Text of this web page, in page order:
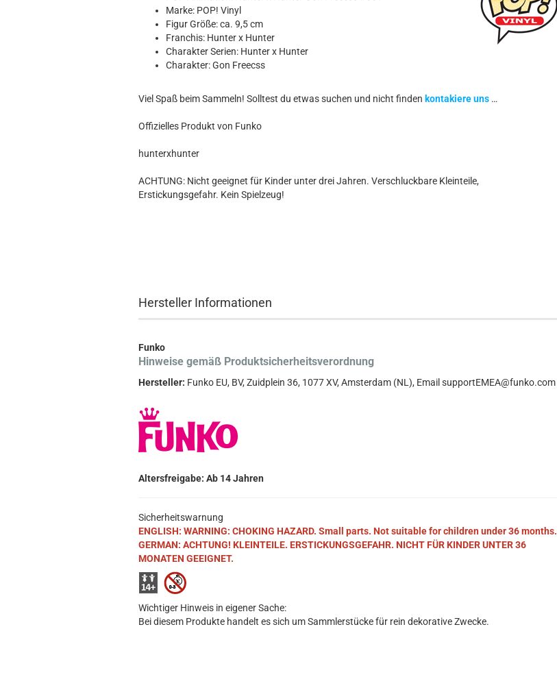
MARVEL
Movie
STAR WARS
Television
Marke: POP! Vinyl
Figur Größe: ca. 9,5 cm
Franchis: Hunter x Hunter
Charakter Serien: Hunter x Hunter
Charakter: Gon Freecss
Viel Spaß beim Sammeln! Solltest du etwas suchen und nicht finden kontakiere uns …
Offizielles Produkt von Funko
hunterxhunter
ACHTUNG: Nicht geeignet für Kinder unter drei Jahren. Verschluckbare Kleinteile,
Erstickungsgefahr. Kein Spielzeug!
Hersteller Informationen
Funko
Hinweise gemäß Produktsicherheitsverordnung
Hersteller: Funko EU, BV, Zuidplein 36, 1077 XV, Amsterdam (NL), Email supportEMEA@funko.com
Altersfreigabe: Ab 14 Jahren
Sicherheitswarnung
ENGLISH: WARNING: CHOKING HAZARD. Small parts. Not suitable for children under 36 months.
GERMAN: ACHTUNG! KLEINTEILE. ERSTICKUNGSGEFAHR. NICHT FÜR KINDER UNTER 36
MONATEN GEEIGNET.
Wichtiger Hinweis in eigener Sache:
Bei diesem Produkte handelt es sich um Sammlerstücke für rein dekorative Zwecke.